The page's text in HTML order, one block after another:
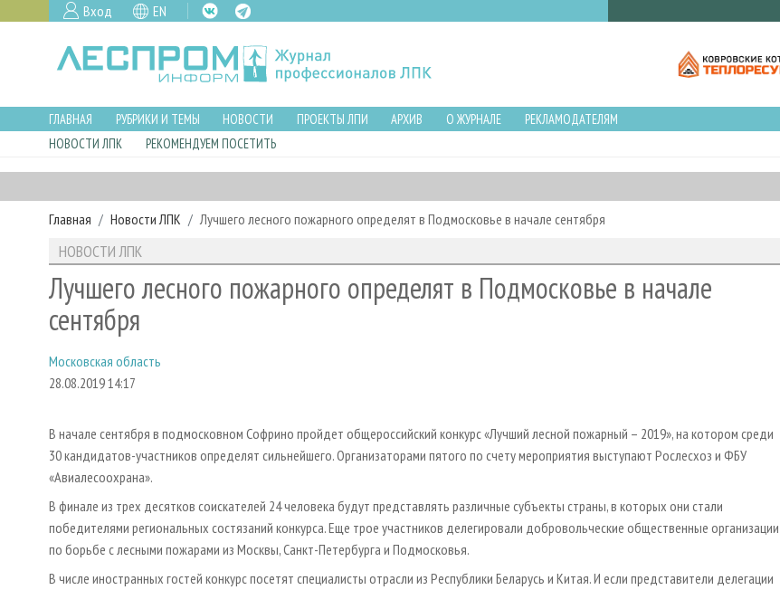
Вход EN
ГЛАВНАЯ РУБРИКИ И ТЕМЫ НОВОСТИ ПРОЕКТЫ ЛПИ АРХИВ О ЖУРНАЛЕ
РЕКЛАМОДАТЕЛЯМ
НОВОСТИ ЛПК
РЕКОМЕНДУЕМ ПОСЕТИТЬ
Главная Новости ЛПК Лучшего лесного пожарного определят в Подмосковье в начале сентября
НОВОСТИ ЛПК
Лучшего лесного пожарного определят в Подмосковье в начале
сентября
Московская область
28.08.2019 14:17
В начале сентября в подмосковном Софрино пройдет общероссийский конкурс «Лучший лесной пожарный – 2019», на котором среди
30 кандидатов-участников определят сильнейшего. Организаторами пятого по счету мероприятия выступают Рослесхоз и ФБУ
«Авиалесоохрана».
В финале из трех десятков соискателей 24 человека будут представлять различные субъекты страны, в которых они стали
победителями региональных состязаний конкурса. Еще трое участников делегировали добровольческие общественные организации
по борьбе с лесными пожарами из Москвы, Санкт-Петербурга и Подмосковья.
В числе иностранных гостей конкурс посетят специалисты отрасли из Республики Беларусь и Китая. И если представители делегации